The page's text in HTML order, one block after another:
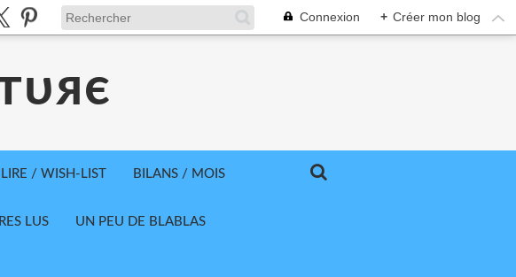
Connexion + Créer mon blog
LIRE / WISH-LIST BILANS / MOIS
LUS UN PEU DE BLABLAS